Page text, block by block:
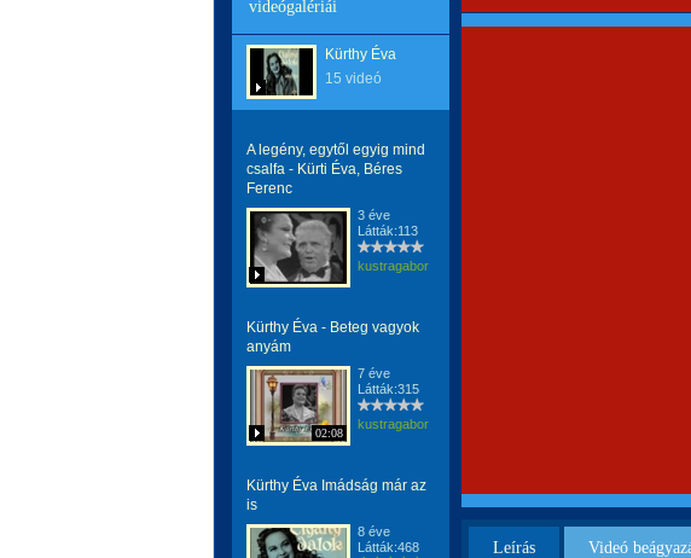
videógalériái
Kürthy Éva
15 videó
A legény, egytől egyig mind
csalfa - Kürti Éva, Béres
Ferenc
3 éve
Látták:113
kustragabor
Kürthy Éva - Beteg vagyok
anyám
02:08
7 éve
Látták:315
kustragabor
Kürthy Éva Imádság már az
is
8 éve
Látták:468
Leírás Videó